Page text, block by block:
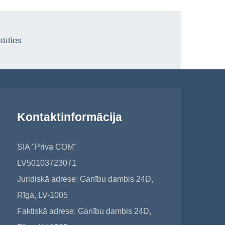
Kontaktinformācija
SIA "Priva COM"
LV50103723071
Juridiskā adrese: Ganību dambis 24D,
Rīga, LV-1005
Faktiskā adrese: Ganību dambis 24D,